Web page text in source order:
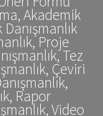
Akademik
Proje
Tez
Çeviri
Rapor
Video